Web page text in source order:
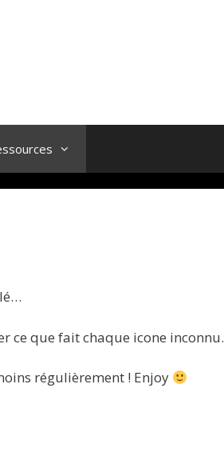
ce que fait chaque icone inconnu.
régulièrement ! Enjoy